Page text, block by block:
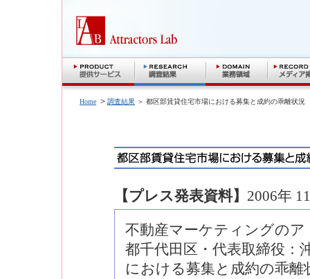
Home ＞ 調査結果 ＞ 都区部賃貸住宅市場における募集と成約の乖離状況
【プレス発表資料】 2006年
不動産マーケティングの
都千代田区・代表取締役：
における募集と成約の乖